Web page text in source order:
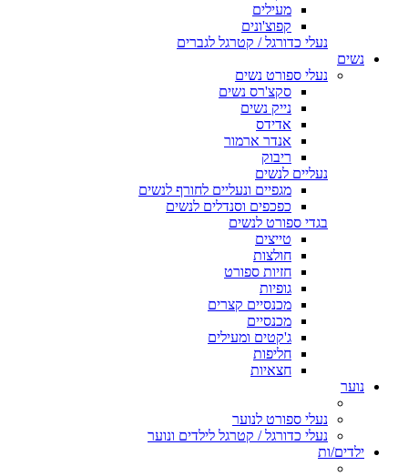
מעילים
קפוצ'ונים
נעלי כדורגל / קטרגל לגברים
נשים
נעלי ספורט נשים
סקצ'רס נשים
נייק נשים
אדידס
אנדר ארמור
ריבוק
נעליים לנשים
מגפיים ונעליים לחורף לנשים
כפכפים וסנדלים לנשים
בגדי ספורט לנשים
טייצים
חולצות
חזיות ספורט
גופיות
מכנסיים קצרים
מכנסיים
ג'קטים ומעילים
חליפות
חצאיות
נוער
נעלי ספורט לנוער
נעלי כדורגל / קטרגל לילדים ונוער
ילדים/ות